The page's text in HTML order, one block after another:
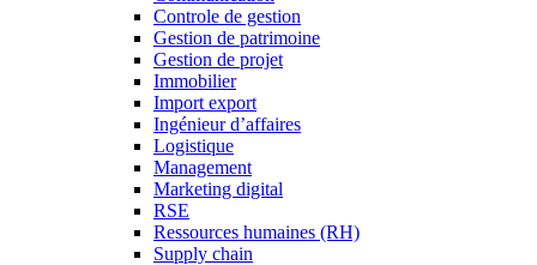
Controle de gestion
Gestion de patrimoine
Gestion de projet
Immobilier
Import export
Ingénieur d’affaires
Logistique
Management
Marketing digital
RSE
Ressources humaines (RH)
Supply chain